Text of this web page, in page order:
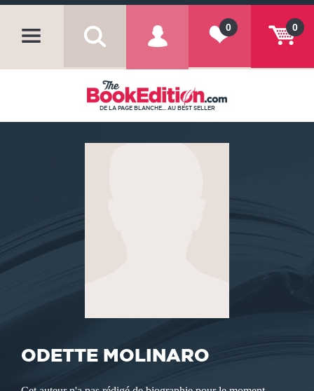
0
0
DE LA PAGE BLANCHE... AU BEST SELLER
ODETTE MOLINARO